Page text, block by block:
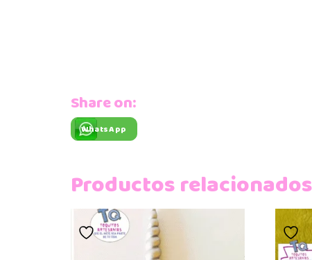
Share on:
WhatsApp
Productos relacionados